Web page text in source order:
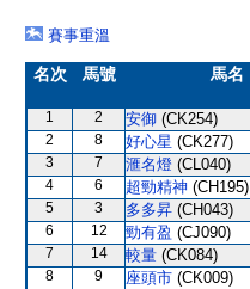
賽事重溫
名次 馬號 馬名
1 2 安御 (CK254)
2 8 好心星 (CK277)
3 7 滙名燈 (CL040)
4 6 超勁精神 (CH195)
5 3 多多昇 (CH043)
6 12 勁有盈 (CJ090)
7 14 較量 (CK084)
8 9 座頭市 (CK009)